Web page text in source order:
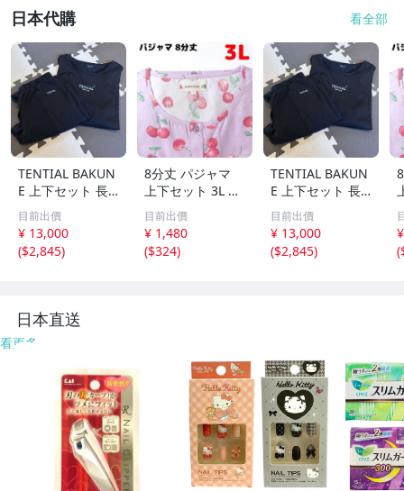
伴娘鞋
真皮腋下包
多功能行李箱
diy串珠配件
棉麻束口袋
其它
日本代購 看全部
TENTIAL BAKUN
E 上下セット 長
袖
目前出價
¥ 13,000
($2,845)
8分丈 パジャマ
上下セット 3L チ
ェリー柄 パープ
ル 紫
目前出價
¥ 1,480
($324)
TENTIAL BAKUN
E 上下セット 長
袖
目前出價
¥ 13,000
($2,845)
(
日本直送
看更多